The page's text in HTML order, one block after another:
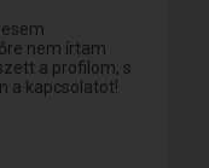
nem írtam
a profilom, s
a kapcsolatot!